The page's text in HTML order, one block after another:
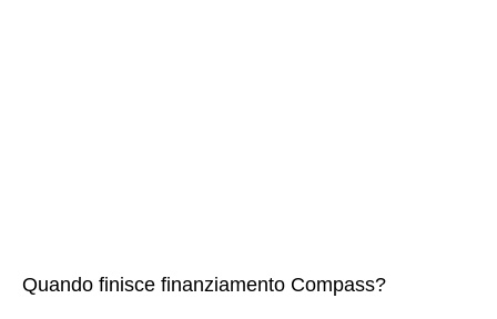
Quando finisce finanziamento Compass?